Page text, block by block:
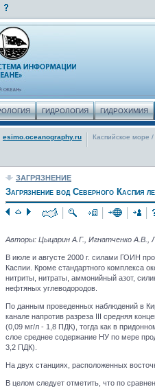
ГИДРОЛОГИЯ ГИДРОХИМИЯ
esimo.oceanography.ru Каспийское море /
ЗАГРЯЗНЕНИЕ
Загрязнение вод Северного Каспия
Авторы: Цыцарин А.Г., Игнатченко А.В.,
В июле и августе 2000 г. силами ГОИН
Каспии. Кроме стандартного комплекса
нитриты, нитраты, аммонийный азот,
нефтяных углеводородов.
По данным проведенных наблюдений в
канале напротив разреза III средняя
(0,09 мг/л - 1,8 ПДК), тогда как в
слое среднее содержание НУ по мере
3,2 ПДК).
На двух станциях, расположенных
В целом следует отметить, что по